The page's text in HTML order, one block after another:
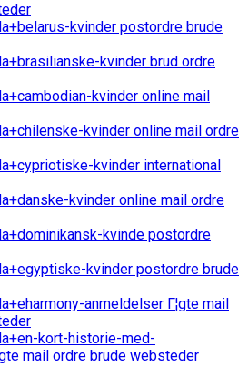
kvinder postordre brude
kvinder brud ordre
kvinder online mail
kvinder online mail ordre
kvinder international
kvinder online mail ordre
kvinde postordre
kvinder postordre brude
anmeldelser Г¦gte mail
kort-historie-med-
mail ordre brude websteder